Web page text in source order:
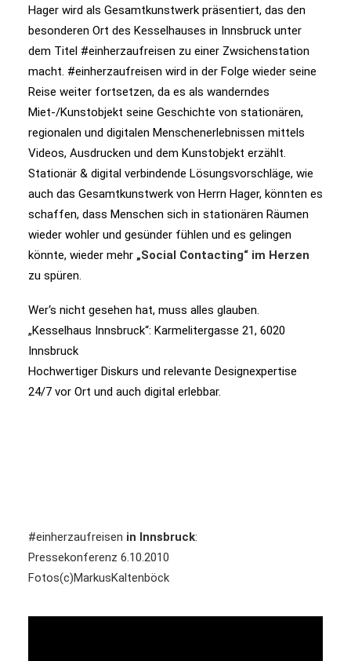
Hager wird als Gesamtkunstwerk präsentiert, das den
besonderen Ort des Kesselhauses in Innsbruck unter
dem Titel #einherzaufreisen zu einer Zwsichenstation
macht. #einherzaufreisen wird in der Folge wieder seine
Reise weiter fortsetzen, da es als wanderndes
Miet-/Kunstobjekt seine Geschichte von stationären,
regionalen und digitalen Menschenerlebnissen mittels
Videos, Ausdrucken und dem Kunstobjekt erzählt.
Stationär & digital verbindende Lösungsvorschläge, wie
auch das Gesamtkunstwerk von Herrn Hager, könnten es
schaffen, dass Menschen sich in stationären Räumen
wieder wohler und gesünder fühlen und es gelingen
könnte, wieder mehr „Social Contacting“ im Herzen
zu spüren.
Wer‘s nicht gesehen hat, muss alles glauben.
„Kesselhaus Innsbruck“: Karmelitergasse 21, 6020
Innsbruck
Hochwertiger Diskurs und relevante Designexpertise
24/7 vor Ort und auch digital erlebbar.
#einherzaufreisen in Innsbruck:
Pressekonferenz 6.10.2010
Fotos(c)MarkusKaltenböck